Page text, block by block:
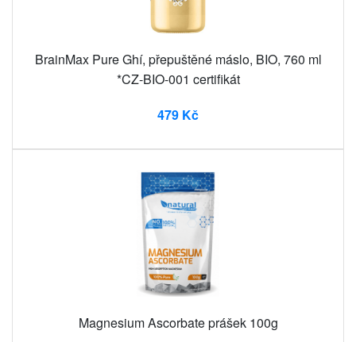
BrainMax Pure Ghí, přepuštěné máslo, BIO, 760 ml
*CZ-BIO-001 certifikát
479 Kč
Magnesium Ascorbate prášek 100g